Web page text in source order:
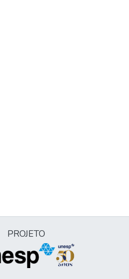
PROJETO